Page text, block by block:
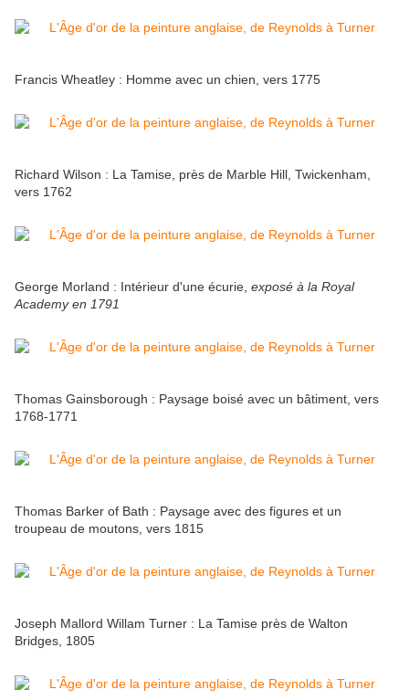
Francis Wheatley : Homme avec un chien, vers 1775
Richard Wilson : La Tamise, près de Marble Hill, Twickenham,
vers 1762
George Morland : Intérieur d'une écurie, exposé à la Royal
Academy en 1791
Thomas Gainsborough : Paysage boisé avec un bâtiment, vers
1768-1771
Thomas Barker of Bath : Paysage avec des figures et un
troupeau de moutons, vers 1815
Joseph Mallord Willam Turner : La Tamise près de Walton
Bridges, 1805